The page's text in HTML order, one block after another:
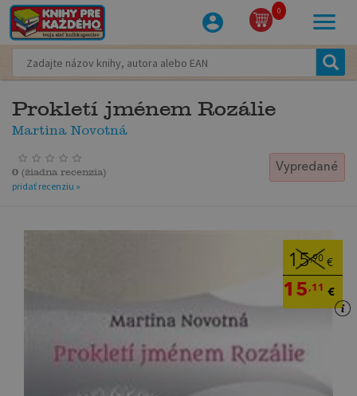
0
Prokletí jménem Rozálie
Martina Novotná
Vypredané
0 (žiadna recenzia)
pridať recenziu »
15,90 €
15,11 €